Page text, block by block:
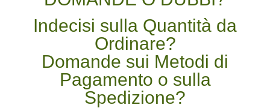
Indecisi sulla Quantità da
Ordinare?
Domande sui Metodi di
Pagamento o sulla
Spedizione?